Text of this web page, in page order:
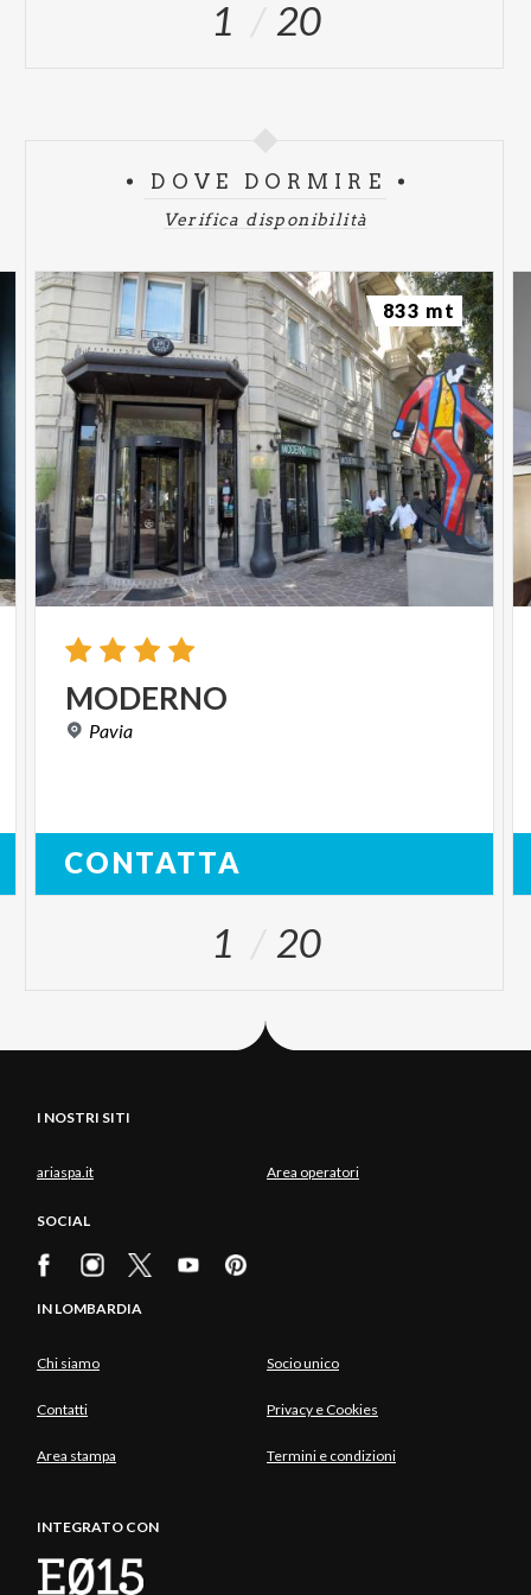
1 20
DOVE DORMIRE
Verifica disponibilità
MODERNO
Pavia
CONTATTA
833 mt
1 20
I NOSTRI SITI
ariaspa.it Area operatori
SOCIAL
IN LOMBARDIA
Chi siamo Socio unico
Contatti Privacy e Cookies
Area stampa Termini e condizioni
INTEGRATO CON